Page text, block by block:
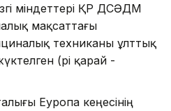
міндеттері ҚР ДСӘДМ
мақсаттағы
техниканы ұлттық
(әрі қарай -
Еуропа кеңесінің